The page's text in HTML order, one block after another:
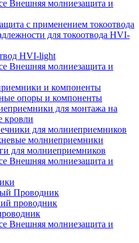
Внешняя молниезащита и
с применением токоотвода
для токоотвода HVI-
HVI-light
Внешняя молниезащита и
и компоненты
опоры и компоненты
для монтажа на
кровли
для молниеприемников
молниеприемники
для молниеприемников
Внешняя молниезащита и
Проводник
проводник
Внешняя молниезащита и